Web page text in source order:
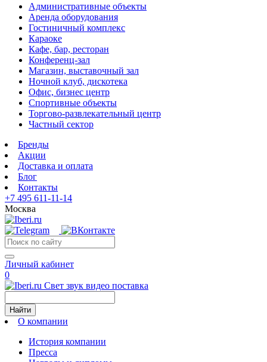
Административные объекты
Аренда оборудования
Гостиничный комплекс
Караоке
Кафе, бар, ресторан
Конференц-зал
Магазин, выставочный зал
Ночной клуб, дискотека
Офис, бизнес центр
Спортивные объекты
Торгово-развлекательный центр
Частный сектор
Бренды
Акции
Доставка и оплата
Блог
Контакты
+7 495 611-11-14
Москва
Личный кабинет
0
Свет звук видео поставка
Найти
О компании
История компании
Пресса